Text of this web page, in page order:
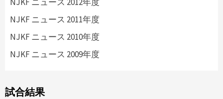
NJKF ニュース 2012年度
NJKF ニュース 2011年度
NJKF ニュース 2010年度
NJKF ニュース 2009年度
試合結果